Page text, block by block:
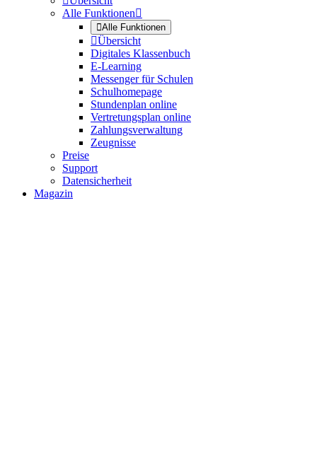
Alle Funktionen
Alle Funktionen
Übersicht
Digitales Klassenbuch
E-Learning
Messenger für Schulen
Schulhomepage
Stundenplan online
Vertretungsplan online
Zahlungsverwaltung
Zeugnisse
Preise
Support
Datensicherheit
Magazin